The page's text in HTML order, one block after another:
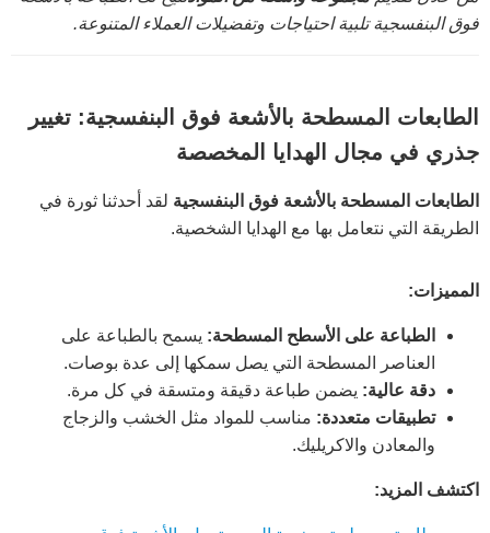
فوق البنفسجية تلبية احتياجات وتفضيلات العملاء المتنوعة.
الطابعات المسطحة بالأشعة فوق البنفسجية: تغيير
جذري في مجال الهدايا المخصصة
الطابعات المسطحة بالأشعة فوق البنفسجية لقد أحدثنا ثورة في
الطريقة التي نتعامل بها مع الهدايا الشخصية.
المميزات:
الطباعة على الأسطح المسطحة: يسمح بالطباعة على
العناصر المسطحة التي يصل سمكها إلى عدة بوصات.
دقة عالية: يضمن طباعة دقيقة ومتسقة في كل مرة.
تطبيقات متعددة: مناسب للمواد مثل الخشب والزجاج
والمعادن والاكريليك.
اكتشف المزيد: